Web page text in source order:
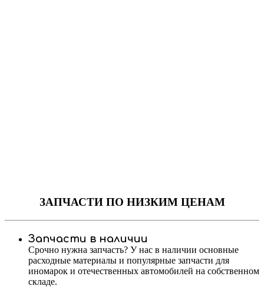
ЗАПЧАСТИПО НИЗКИМ ЦЕНАМ
Запчасти в наличии
Срочно нужна запчасть? У нас в наличии основные
расходные материалы и популярные запчасти для
иномарок и отечественных автомобилей на собственном
складе.